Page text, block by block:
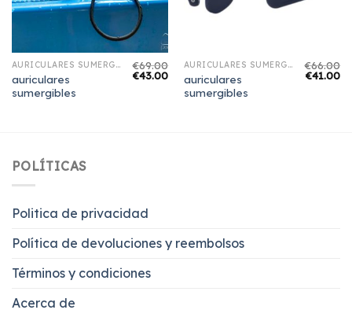
AURICULARES SUMERGIBLES
auriculares
sumergibles
€69.00
€43.00
AURICULARES SUMERGIBLES
auriculares
sumergibles
€66.00
€41.00
POLÍTICAS
Politica de privacidad
Política de devoluciones y reembolsos
Términos y condiciones
Acerca de